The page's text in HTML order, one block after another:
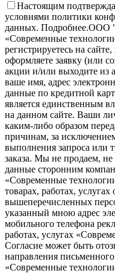
Настоящим
условиями политики
данных. Подробнее.OOO
«Современные
регистрируетесь на
оформляете заявку (или
акции и/или выходите из
ваше имя, адрес
данные по кредитной
является единственным
на данном сайте. Ваши
каким-либо образом
причинам, за
выполнения запроса или
заказа. Мы не продаем,
данные сторонним
«Современные
товарах, работах,
вышеперечисленных
указанный мною адрес
мобильного телефона
работах, услугах
Согласие может быть
направления
«Современные